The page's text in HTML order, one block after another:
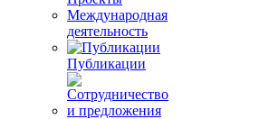
Международная
деятельность
Публикации